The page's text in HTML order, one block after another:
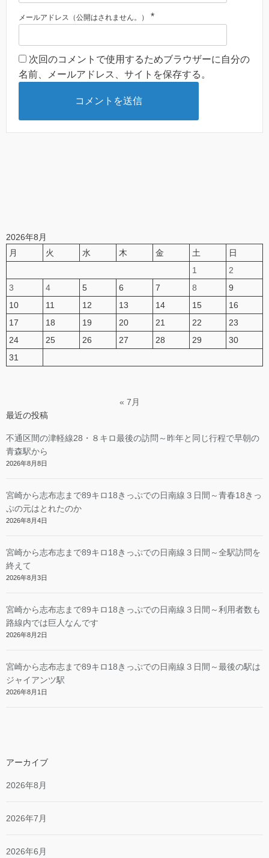
メールアドレス（公開はされません。） *
次回のコメントで使用するためブラウザーに自分の
名前、メールアドレス、サイトを保存する。
2026年8月
月
火 水 木 金 土
日
1
2
3
4 5 6 7 8
9
10
11 12 13 14 15
16
17
18 19 20 21 22
23
24
25 26 27 28 29
30
31
« 7月
最近の投稿
不通区間の津軽線28・８キロ最後の訪問～昨年と同じ行程で早朝の
青森駅から
2026年8月8日
宮崎から志布志まで89キロ18きっぷでの日南線３日間～青春18きっ
ぷの元はとれたのか
2026年8月4日
宮崎から志布志まで89キロ18きっぷでの日南線３日間～全駅訪問を
終えて
2026年8月3日
宮崎から志布志まで89キロ18きっぷでの日南線３日間～利用者数も
路線内では巨人なんです
2026年8月2日
宮崎から志布志まで89キロ18きっぷでの日南線３日間～最後の駅は
ジャイアンツ駅
2026年8月1日
アーカイブ
2026年8月
2026年7月
2026年6月